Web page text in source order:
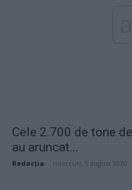
Cele 2.700 de tone
au aruncat...
Redacţia miercuri, 5 august 2020